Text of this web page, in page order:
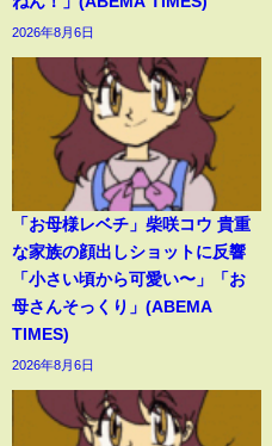
2026年8月6日
「お母様レベチ」柴咲コウ 貴重
な家族の顔出しショットに反響
「小さい頃から可愛い〜」「お
母さんそっくり」(ABEMA
TIMES)
2026年8月6日